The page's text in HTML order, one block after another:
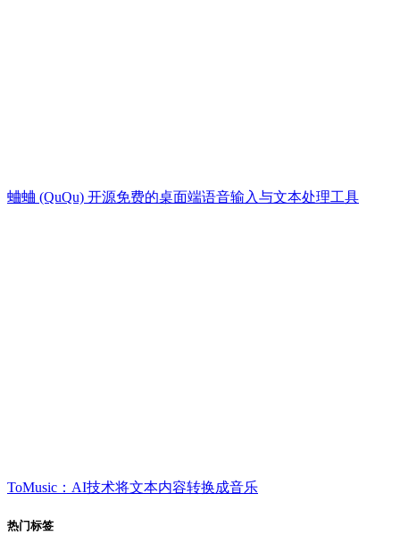
蛐蛐 (QuQu) 开源免费的桌面端语音输入与文本处理工具
ToMusic：AI技术将文本内容转换成音乐
热门标签